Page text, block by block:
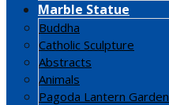
Marble Statue
Buddha
Catholic Sculpture
Abstracts
Animals
Pagoda Lantern Garden